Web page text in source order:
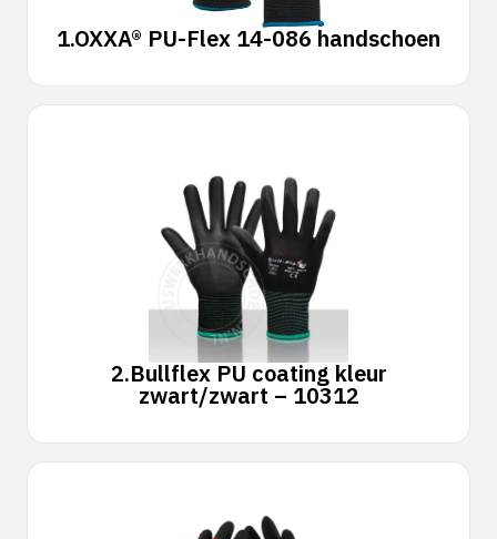
1.OXXA® PU-Flex 14-086 handschoen
2.Bullflex PU coating kleur
zwart/zwart – 10312